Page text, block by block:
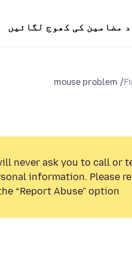
مضامین کی کھوج لگائیں
mouse problem
never ask you to call or
information. Please
“Report Abuse” option.